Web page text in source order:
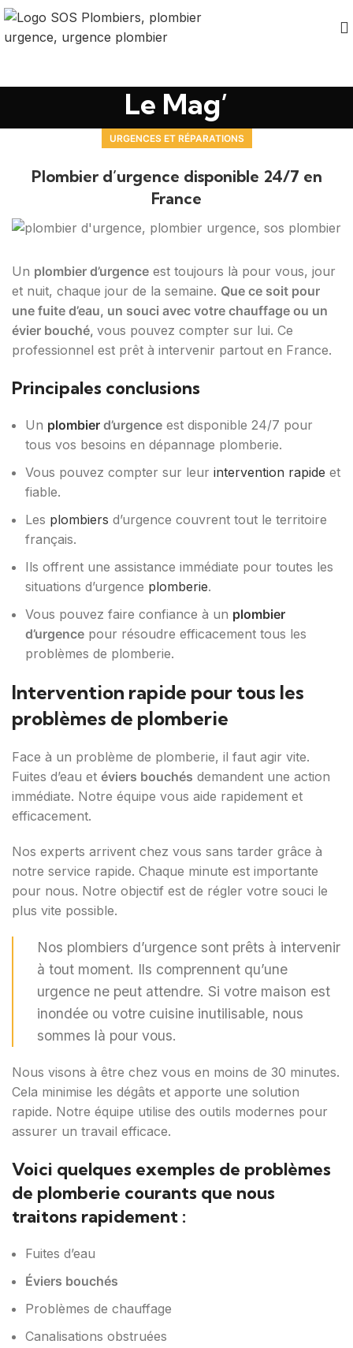
Le Mag’
URGENCES ET RÉPARATIONS
Plombier d’urgence disponible 24/7 en
France
Un plombier d’urgence est toujours là pour vous, jour
et nuit, chaque jour de la semaine. Que ce soit pour
une fuite d’eau, un souci avec votre chauffage ou un
évier bouché, vous pouvez compter sur lui. Ce
professionnel est prêt à intervenir partout en France.
Principales conclusions
Un plombier d’urgence est disponible 24/7 pour
tous vos besoins en dépannage plomberie.
Vous pouvez compter sur leur intervention rapide et
fiable.
Les plombiers d’urgence couvrent tout le territoire
français.
Ils offrent une assistance immédiate pour toutes les
situations d’urgence plomberie.
Vous pouvez faire confiance à un plombier
d’urgence pour résoudre efficacement tous les
problèmes de plomberie.
Intervention rapide pour tous les
problèmes de plomberie
Face à un problème de plomberie, il faut agir vite.
Fuites d’eau et éviers bouchés demandent une action
immédiate. Notre équipe vous aide rapidement et
efficacement.
Nos experts arrivent chez vous sans tarder grâce à
notre service rapide. Chaque minute est importante
pour nous. Notre objectif est de régler votre souci le
plus vite possible.
Nos plombiers d’urgence sont prêts à intervenir
à tout moment. Ils comprennent qu’une
urgence ne peut attendre. Si votre maison est
inondée ou votre cuisine inutilisable, nous
sommes là pour vous.
Nous visons à être chez vous en moins de 30 minutes.
Cela minimise les dégâts et apporte une solution
rapide. Notre équipe utilise des outils modernes pour
assurer un travail efficace.
Voici quelques exemples de problèmes
de plomberie courants que nous
traitons rapidement :
Fuites d’eau
Éviers bouchés
Problèmes de chauffage
Canalisations obstruées